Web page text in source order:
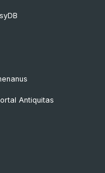
Antiquitas